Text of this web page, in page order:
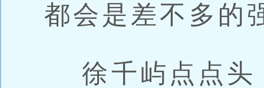
都会是差不多的
徐千屿点点头